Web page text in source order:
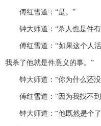
傅红雪道：“是。”
钟大师道：“杀人也是件有
傅红雪道：“如果这个人活
我杀了他就是件意义的事。”
钟大师道：“你为什么还没
傅红雪道：“因为我找不到
钟大师道：“他既然是个了